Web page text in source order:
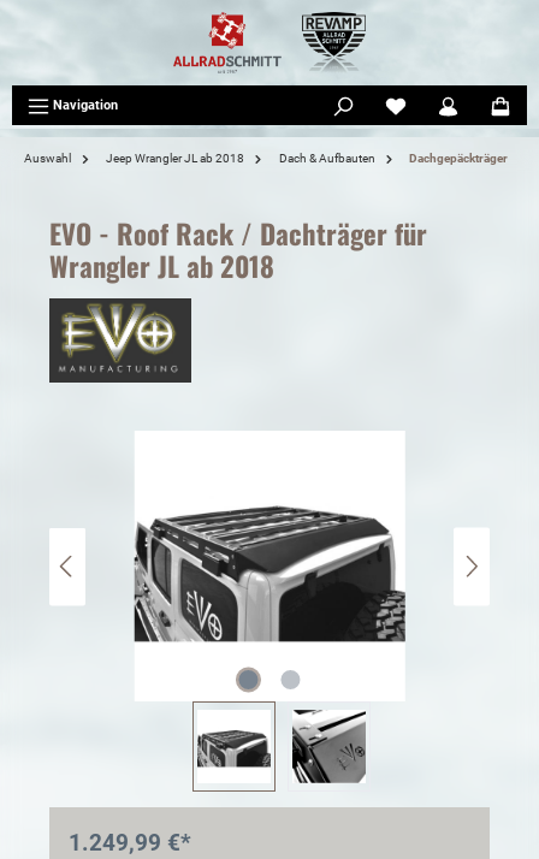
Navigation
Auswahl Jeep Wrangler JL ab 2018 Dach & Aufbauten Dachgepäckträger
EVO - Roof Rack / Dachträger für
Wrangler JL ab 2018
1.249,99 €*